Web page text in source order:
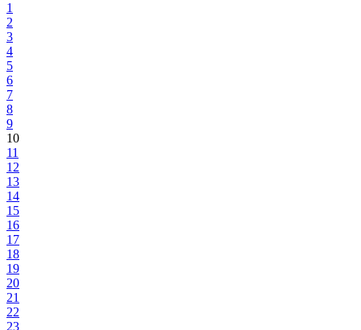
1
2
3
4
5
6
7
8
9
10
11
12
13
14
15
16
17
18
19
20
21
22
23